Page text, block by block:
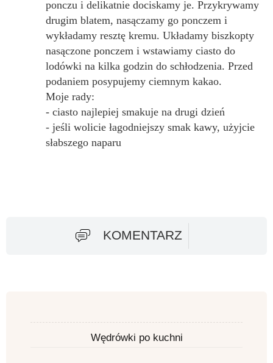
ponczu i delikatnie dociskamy je. Przykrywamy
drugim blatem, nasączamy go ponczem i
wykładamy resztę kremu. Układamy biszkopty
nasączone ponczem i wstawiamy ciasto do
lodówki na kilka godzin do schłodzenia. Przed
podaniem posypujemy ciemnym kakao.
Moje rady:
- ciasto najlepiej smakuje na drugi dzień
- jeśli wolicie łagodniejszy smak kawy, użyjcie
słabszego naparu
KOMENTARZ
Wędrówki po kuchni